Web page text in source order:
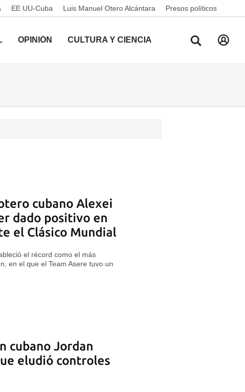
EE UU-Cuba Luis Manuel Otero Alcántara Presos políticos
OPINIÓN CULTURA Y CIENCIA
cubano Alexei
dado positivo en
el Clásico Mundial
el récord como el más
en el que el Team Asere tuvo un
cubano Jordan
eludió controles